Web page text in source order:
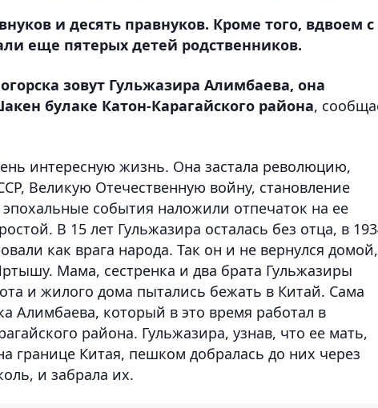
и десять правнуков. Кроме того, вдвоем с
еще пятерых детей родственников.
зовут Гульжазира Алимбаева, она
булаке Катон-Карагайского района,
интересную жизнь. Она застала революцию,
Великую Отечественную войну, становление
события наложили отпечаток на ее
В 15 лет Гульжазира осталась без отца, в
как врага народа. Так он и не вернулся домой,
Мама, сестренка и два брата Гульжазиры
и жилого дома пытались бежать в Китай. Сама
который в это время работал в
района. Гульжазира, узнав, что ее мать,
границе Китая, пешком добралась до них через
и забрала их.